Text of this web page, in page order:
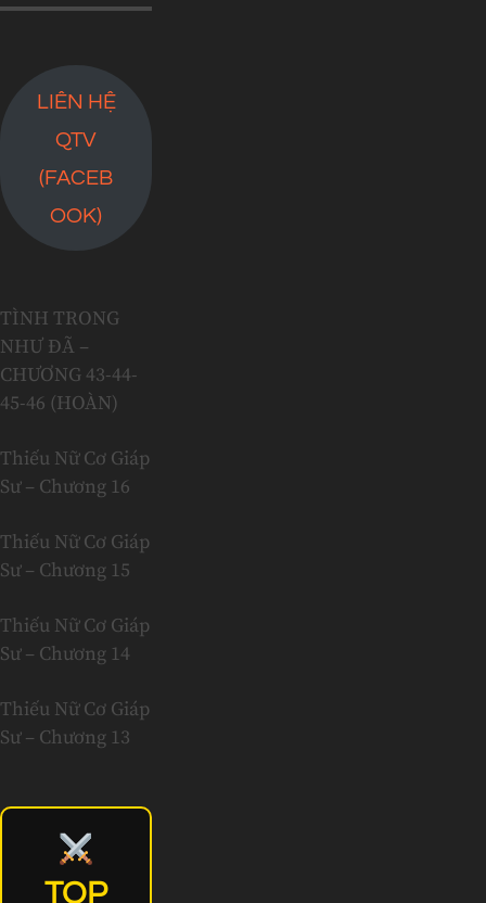
LIÊN HỆ
QTV
(FACEB
OOK)
TÌNH TRONG
NHƯ ĐÃ –
CHƯƠNG 43-44-
45-46 (HOÀN)
Thiếu Nữ Cơ Giáp
Sư – Chương 16
Thiếu Nữ Cơ Giáp
Sư – Chương 15
Thiếu Nữ Cơ Giáp
Sư – Chương 14
Thiếu Nữ Cơ Giáp
Sư – Chương 13
TOP